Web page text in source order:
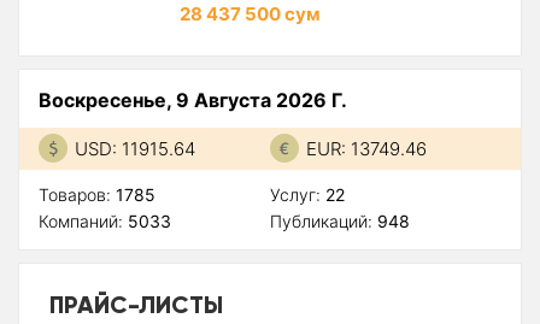
28 437 500 сум
Воскресенье, 9 Августа 2026 Г.
USD: 11915.64 EUR: 13749.46
Товаров: 1785
Компаний: 5033
Услуг: 22
Публикаций: 948
ПРАЙС-ЛИСТЫ